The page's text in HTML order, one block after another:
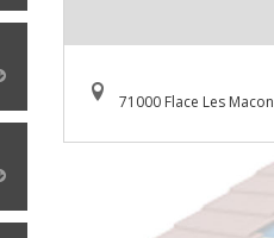
71000 Flace Les Macon